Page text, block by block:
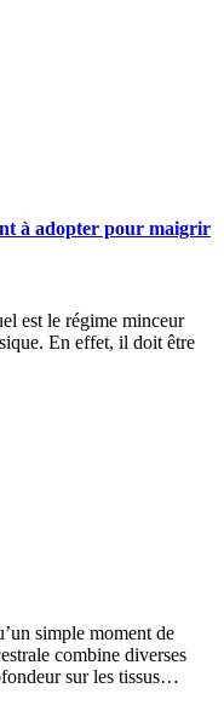
à adopter pour maigrir
est le régime minceur
En effet, il doit être
simple moment de
combine diverses
sur les tissus…